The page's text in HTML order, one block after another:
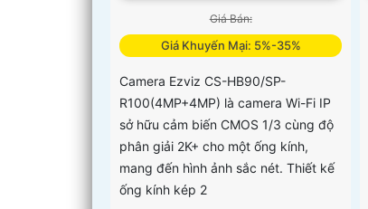
Giá Bán:
Giá Khuyến Mại: 5%-35%
Camera Ezviz CS-HB90/SP-
R100(4MP+4MP) là camera Wi-Fi IP
sở hữu cảm biến CMOS 1/3 cùng độ
phân giải 2K+ cho một ống kính,
mang đến hình ảnh sắc nét. Thiết kế
ống kính kép 2